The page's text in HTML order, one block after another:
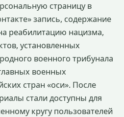
страницу в
запись, содержание
реабилитацию нацизма,
установленных
военного трибунала
военных
стран «оси». После
стали доступны для
кругу пользователей